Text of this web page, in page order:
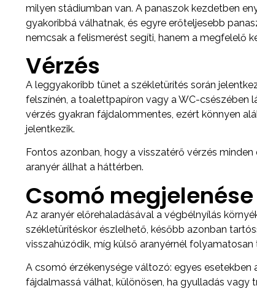
milyen stádiumban van. A panaszok kezdetben
gyakoribbá válhatnak, és egyre erőteljesebb
nemcsak a felismerést segíti, hanem a megfelelő
Vérzés
A leggyakoribb tünet a székletürítés során
felszínén, a toalettpapíron vagy a WC-csészében
vérzés gyakran fájdalommentes, ezért könnyen
jelentkezik.
Fontos azonban, hogy a visszatérő vérzés
aranyér állhat a háttérben.
Csomó megjelenése
Az aranyér előrehaladásával a végbélnyílás
székletürítéskor észlelhető, később azonban
visszahúzódik, míg külső aranyérnél
A csomó érzékenysége változó: egyes
fájdalmassá válhat, különösen, ha gyulladás vagy